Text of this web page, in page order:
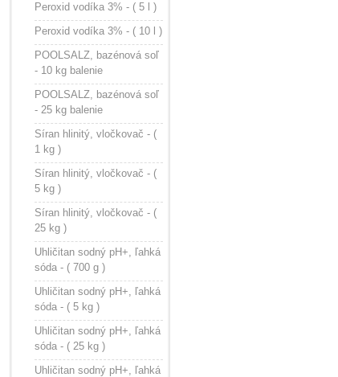
Peroxid vodíka 3% - ( 5 l )
Peroxid vodíka 3% - ( 10 l )
POOLSALZ, bazénová soľ
- 10 kg balenie
POOLSALZ, bazénová soľ
- 25 kg balenie
Síran hlinitý, vločkovač - (
1 kg )
Síran hlinitý, vločkovač - (
5 kg )
Síran hlinitý, vločkovač - (
25 kg )
Uhličitan sodný pH+, ľahká
sóda - ( 700 g )
Uhličitan sodný pH+, ľahká
sóda - ( 5 kg )
Uhličitan sodný pH+, ľahká
sóda - ( 25 kg )
Uhličitan sodný pH+, ľahká